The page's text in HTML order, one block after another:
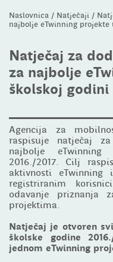
Naslovnica / Natječaji /
najbolje eTwinning projekte
Natječaj za
za najbolje
školskoj godini
Agencija za
raspisuje natječaj
najbolje
2016./2017. Cilj
aktivnosti eTwinning
registriranim
odavanje priznanja
projektima.
Natječaj je otvoren
školske godine
jednom eTwinning